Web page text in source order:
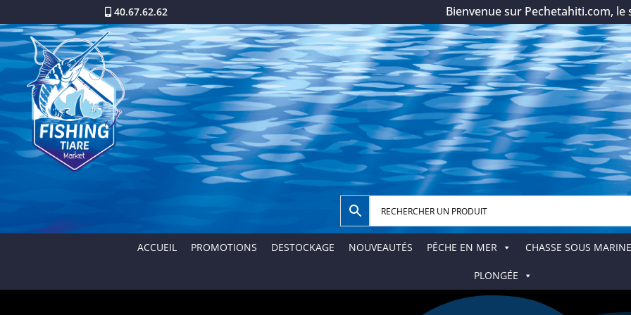
40.67.62.62 Bienvenue sur Pechetahiti.com, le
ACCUEIL PROMOTIONS DESTOCKAGE NOUVEAUTÉS PÊCHE EN MER CHASSE SOUS MARINE
PLONGÉE